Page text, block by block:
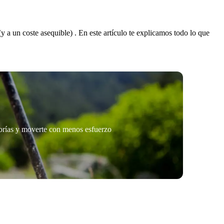
a un coste asequible) . En este artículo te explicamos todo lo que
y moverte con menos esfuerzo